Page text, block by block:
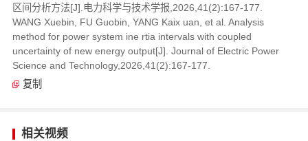
区间分析方法[J].电力科学与技术学报,2026,41(2):167-177.
WANG Xuebin, FU Guobin, YANG Kaix uan, et al. Analysis
method for power system ine rtia intervals with coupled
uncertainty of new energy output[J]. Journal of Electric Power
Science and Technology,2026,41(2):167-177.
复制
相关视频